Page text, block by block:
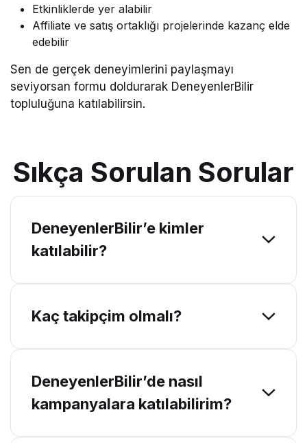
Etkinliklerde yer alabilir
Affiliate ve satış ortaklığı projelerinde kazanç elde
edebilir
Sen de gerçek deneyimlerini paylaşmayı
seviyorsan formu doldurarak DeneyenlerBilir
topluluğuna katılabilirsin.
Sıkça Sorulan Sorular
DeneyenlerBilir’e kimler
katılabilir?
Kaç takipçim olmalı?
DeneyenlerBilir’de nasıl
kampanyalara katılabilirim?